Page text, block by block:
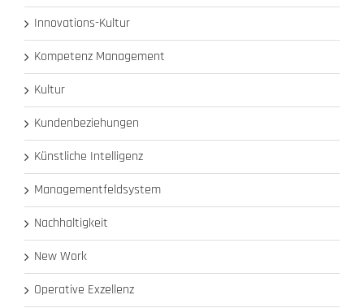
Innovations-Kultur
Kompetenz Management
Kultur
Kundenbeziehungen
Künstliche Intelligenz
Managementfeldsystem
Nachhaltigkeit
New Work
Operative Exzellenz